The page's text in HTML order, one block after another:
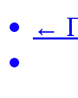
←